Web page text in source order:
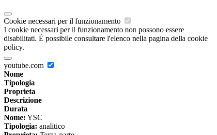
Cookie necessari per il funzionamento
I cookie necessari per il funzionamento non possono essere
disabilitati. È possibile consultare l'elenco nella pagina della cookie
policy.
youtube.com
Nome
Tipologia
Proprieta
Descrizione
Durata
Nome: YSC
Tipologia: analitico